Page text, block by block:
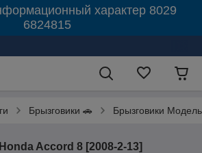
характер 8029
6824815
Брызговики 🚗 Брызговики
Accord 8 [2008-2-13]